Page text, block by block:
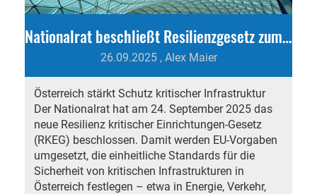
Nationalrat beschließt Resilienzgesetz zum Schutz kritischer Infrastruktur in Österreich
26.09.2025, Alex Maier
Österreich stärkt Schutz kritischer Infrastruktur
Der Nationalrat hat am 24. September 2025 das
neue Resilienz kritischer Einrichtungen-Gesetz
(RKEG) beschlossen. Damit werden EU-Vorgaben
umgesetzt, die einheitliche Standards für die
Sicherheit von kritischen Infrastrukturen in
Österreich festlegen – etwa in Energie, Verkehr,